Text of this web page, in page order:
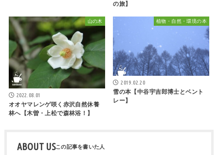
の旅】
山の木
2022.08.01
オオヤマレンゲ咲く赤沢自然休養
林へ【木曽・上松で森林浴！】
植物・自然・環境の本
2019.02.20
雪の本【中谷宇吉郎博士とベント
レー】
ABOUT US